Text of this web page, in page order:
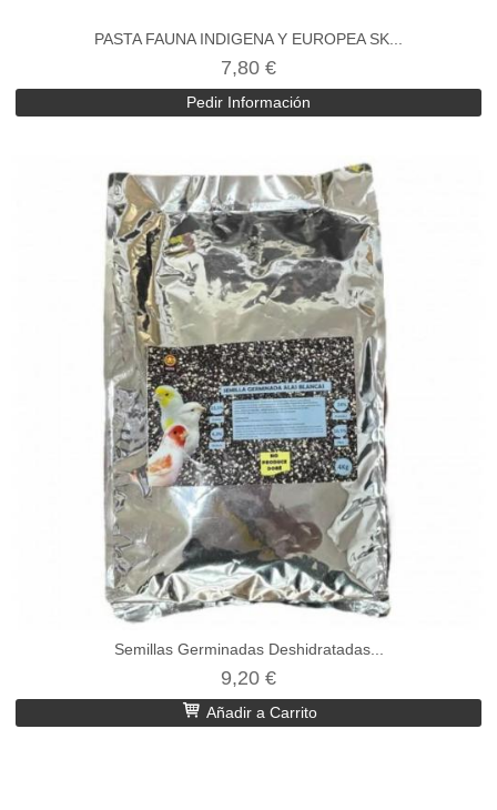
PASTA FAUNA INDIGENA Y EUROPEA SK...
7,80 €
Pedir Información
Semillas Germinadas Deshidratadas...
9,20 €
Añadir a Carrito